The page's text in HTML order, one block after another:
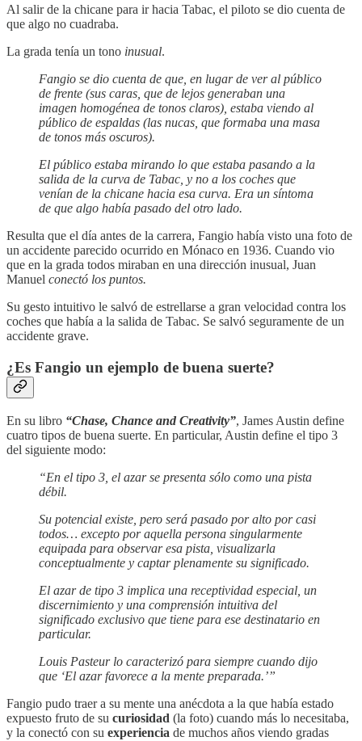
Al salir de la chicane para ir hacia Tabac, el piloto se dio cuenta de
que algo no cuadraba.
La grada tenía un tono inusual.
Fangio se dio cuenta de que, en lugar de ver al público
de frente (sus caras, que de lejos generaban una
imagen homogénea de tonos claros), estaba viendo al
público de espaldas (las nucas, que formaba una masa
de tonos más oscuros).
El público estaba mirando lo que estaba pasando a la
salida de la curva de Tabac, y no a los coches que
venían de la chicane hacia esa curva. Era un síntoma
de que algo había pasado del otro lado.
Resulta que el día antes de la carrera, Fangio había visto una foto de
un accidente parecido ocurrido en Mónaco en 1936. Cuando vio
que en la grada todos miraban en una dirección inusual, Juan
Manuel conectó los puntos.
Su gesto intuitivo le salvó de estrellarse a gran velocidad contra los
coches que había a la salida de Tabac. Se salvó seguramente de un
accidente grave.
¿Es Fangio un ejemplo de buena suerte?
En su libro “Chase, Chance and Creativity”, James Austin define
cuatro tipos de buena suerte. En particular, Austin define el tipo 3
del siguiente modo:
“En el tipo 3, el azar se presenta sólo como una pista
débil.
Su potencial existe, pero será pasado por alto por casi
todos… excepto por aquella persona singularmente
equipada para observar esa pista, visualizarla
conceptualmente y captar plenamente su significado.
El azar de tipo 3 implica una receptividad especial, un
discernimiento y una comprensión intuitiva del
significado exclusivo que tiene para ese destinatario en
particular.
Louis Pasteur lo caracterizó para siempre cuando dijo
que ‘El azar favorece a la mente preparada.’”
Fangio pudo traer a su mente una anécdota a la que había estado
expuesto fruto de su curiosidad (la foto) cuando más lo necesitaba,
y la conectó con su experiencia de muchos años viendo gradas